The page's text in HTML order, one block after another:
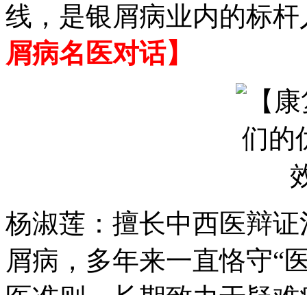
线，是银屑病业内的标杆
屑病名医对话】
杨淑莲：擅长中西医辩
屑病，多年来一直恪守“